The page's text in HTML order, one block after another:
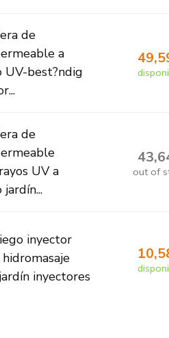
de
a
UV-best?ndig
de
UV a
out of
inyector
inyectores